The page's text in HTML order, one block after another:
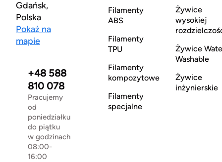
Gdańsk,
Polska
Pokaż na
mapie
+48 588
810 078
Pracujemy
od
poniedziałku
do piątku
w godzinach
08:00-
16:00
Filamenty
ABS
Filamenty
TPU
Filamenty
kompozytowe
Filamenty
specjalne
Żywice
wysokiej
Żywice
Washable
Żywice
inżynierskie